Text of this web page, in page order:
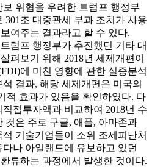
위협을 우려한 트럼프 행정부
301조 대중관세 부과 조치가 사용
여주는 결과라고 할 수 있다.
럼프 행정부가 추진했던 기타 대
펴보기 위해 2018년 세제개편이
에 미친 영향에 관한 실증분석
결과, 해당 세제개편은 미국의
적 효과가 있음을 확인하였다. 다
접투자액과 비교하여 2018년 수
것은 주로 구글, 애플, 아마존과
기술기업들이 소위 조세피난처
나 아일랜드에 유보하고 있던
류하는 과정에서 발생한 것이다.